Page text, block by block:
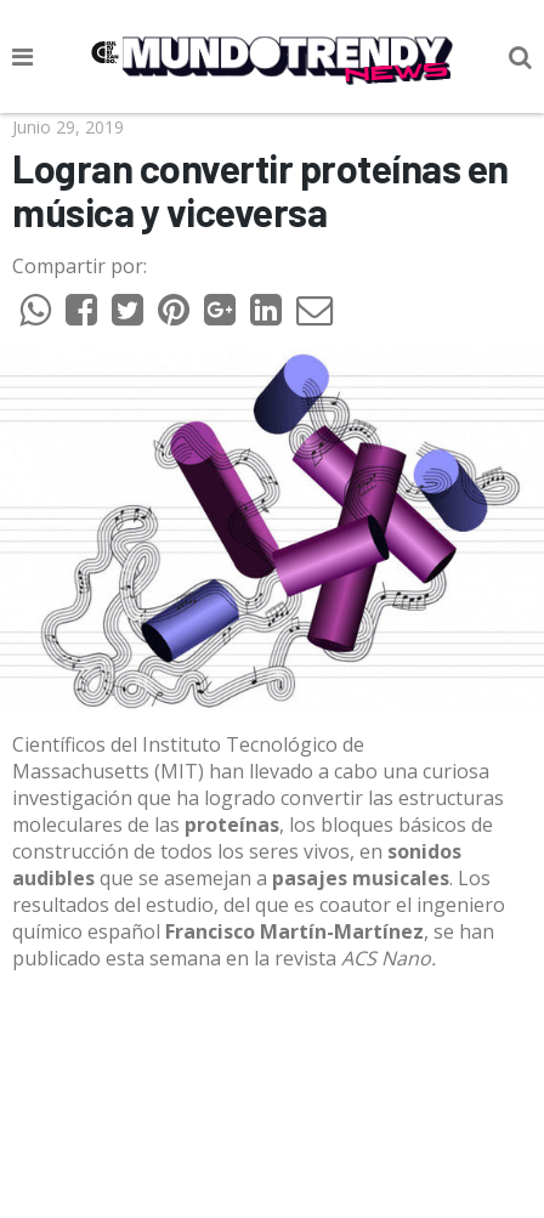
NOTICIAS
CULTURA POP
CIENCIA Y TECNOLOGÍA
VIDA
SOCIEDAD
CULTURIZANDO.COM
Junio 29, 2019
Logran convertir proteínas en
música y viceversa
Compartir por:
Científicos del Instituto Tecnológico de
Massachusetts (MIT) han llevado a cabo una curiosa
investigación que ha logrado convertir las estructuras
moleculares de las proteínas, los bloques básicos de
construcción de todos los seres vivos, en sonidos
audiblesque se asemejan a pasajes musicales. Los
resultados del estudio, del que es coautor el ingeniero
químico español Francisco Martín-Martínez, se han
publicado esta semana en la revista ACS Nano.